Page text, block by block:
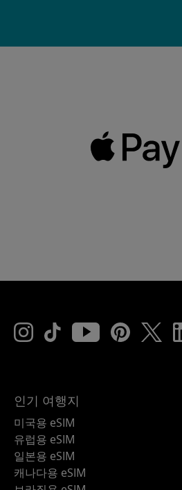
인기 여행지
미국용 eSIM
유럽용 eSIM
일본용 eSIM
캐나다용 eSIM